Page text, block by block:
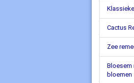
Cactus
Zee
Bloesem
bloemen